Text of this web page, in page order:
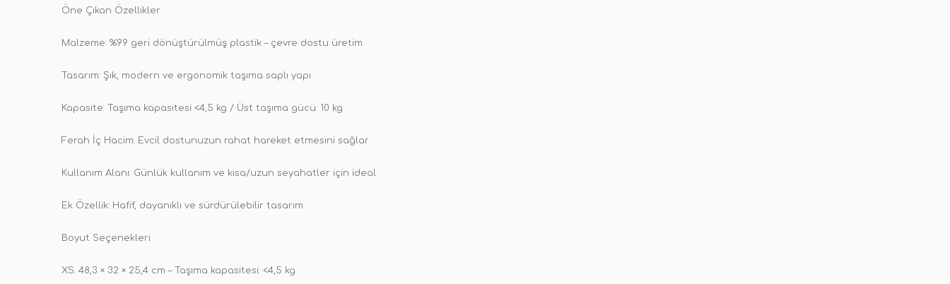
Öne Çıkan Özellikler
Malzeme: %99 geri dönüştürülmüş plastik – çevre dostu üretim
Tasarım: Şık, modern ve ergonomik taşıma saplı yapı
Kapasite: Taşıma kapasitesi <4,5 kg / Üst taşıma gücü: 10 kg
Ferah İç Hacim: Evcil dostunuzun rahat hareket etmesini sağlar
Kullanım Alanı: Günlük kullanım ve kısa/uzun seyahatler için ideal
Ek Özellik: Hafif, dayanıklı ve sürdürülebilir tasarım
Boyut Seçenekleri
XS: 48,3 × 32 × 25,4 cm – Taşıma kapasitesi: <4,5 kg